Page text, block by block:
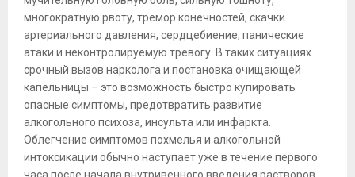
многократную рвоту, тремор конечностей, скачки
артериального давления, сердцебиение, панические
атаки и неконтролируемую тревогу. В таких ситуациях
срочный вызов нарколога и постановка очищающей
капельницы – это возможность быстро купировать
опасные симптомы, предотвратить развитие
алкогольного психоза, инсульта или инфаркта.
Облегчение симптомов похмелья и алкогольной
интоксикации обычно наступает уже в течение первого
часа после начала внутривенного введения растворов.